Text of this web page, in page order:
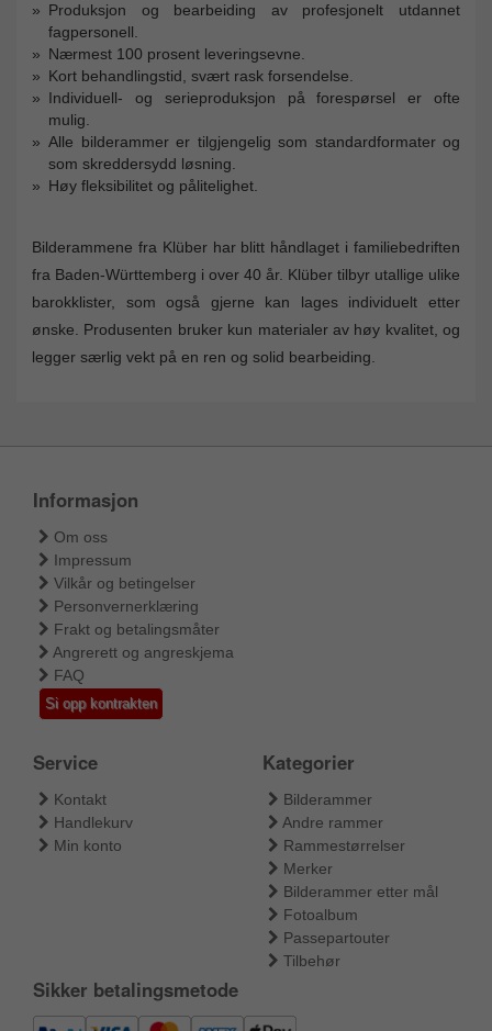
Produksjon og bearbeiding av profesjonelt utdannet
fagpersonell.
Nærmest 100 prosent leveringsevne.
Kort behandlingstid, svært rask forsendelse.
Individuell- og serieproduksjon på forespørsel er ofte
mulig.
Alle bilderammer er tilgjengelig som standardformater og
som skreddersydd løsning.
Høy fleksibilitet og pålitelighet.
Bilderammene fra Klüber har blitt håndlaget i familiebedriften
fra Baden-Württemberg i over 40 år. Klüber tilbyr utallige ulike
barokklister, som også gjerne kan lages individuelt etter
ønske. Produsenten bruker kun materialer av høy kvalitet, og
legger særlig vekt på en ren og solid bearbeiding.
Informasjon
Om oss
Impressum
Vilkår og betingelser
Personvernerklæring
Frakt og betalingsmåter
Angrerett og angreskjema
FAQ
Si opp kontrakten
Service
Kontakt
Handlekurv
Min konto
Kategorier
Bilderammer
Andre rammer
Rammestørrelser
Merker
Bilderammer etter mål
Fotoalbum
Passepartouter
Tilbehør
Sikker betalingsmetode